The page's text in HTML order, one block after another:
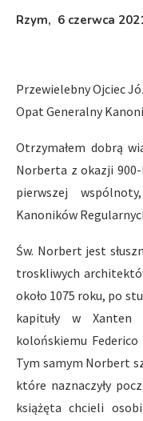
Rzym, 6 czerwca
Przewielebny Ojciec
Opat Generalny
Otrzymałem dobrą
Norberta z okazji
pierwszej
Kanoników
Św. Norbert jest
troskliwych
około 1075 roku, po
kapituły w Xanten
kolońskiemu Federico
Tym samym Norbert
które naznaczyły
książęta chcieli